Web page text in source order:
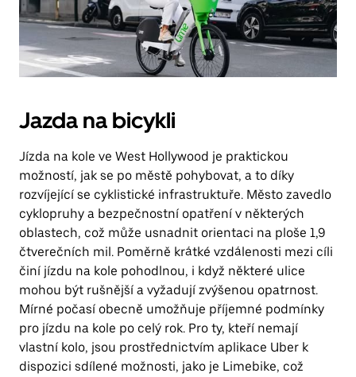
Jazda na bicykli
Jízda na kole ve West Hollywood je praktickou
možností, jak se po městě pohybovat, a to díky
rozvíjející se cyklistické infrastruktuře. Město zavedlo
cyklopruhy a bezpečnostní opatření v některých
oblastech, což může usnadnit orientaci na ploše 1,9
čtverečních mil. Poměrně krátké vzdálenosti mezi cíli
činí jízdu na kole pohodlnou, i když některé ulice
mohou být rušnější a vyžadují zvýšenou opatrnost.
Mírné počasí obecně umožňuje příjemné podmínky
pro jízdu na kole po celý rok. Pro ty, kteří nemají
vlastní kolo, jsou prostřednictvím aplikace Uber k
dispozici sdílené možnosti, jako je Limebike, což